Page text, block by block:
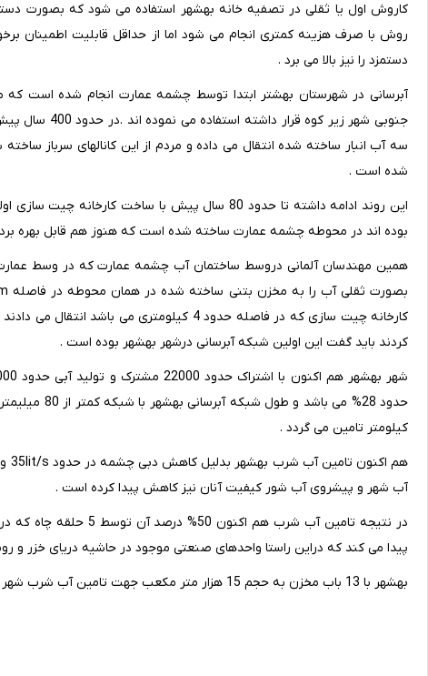
کاروش اول یا ثقلی در تصفیه خانه بهشهر استفاده می شود که بصورت
روش با صرف هزینه کمتری انجام می شود اما از حداقل قابلیت اطمینان
دستمزد را نیز بالا می برد .
آبرسانی در شهرستان بهشتر ابتدا توسط چشمه عمارت انجام شده است
جنوبی شهر
سه آب انبار ساخته شده انتقال می داده و مردم از این کانالهای سرباز
شده است .
این روند ادامه داشته تا حدود 80 سال پیش با ساخت
بوده اند در محوطه چشمه عمارت ساخته شده است که هنوز هم قابل بهره
کارخانه چیت سازی که در فاصله حدود 4
کردند باید گفت این اولین شبکه آبرسانی درشهر بهشهر بوده است .
کیلومتر تامین می گردد .
آب شهر و پیشروی آب شور کیفیت آنان نیز کاهش پیدا کرده است .
پیدا می کند که دراین راستا واحدهای صنعتی موجود در حاشیه دریای خزر و
بهشهر با 13 باب مخزن به حجم 15 هزار متر مکعب جهت تامین آب شرب شهر تامین می شود .